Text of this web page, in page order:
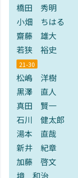
橋田 秀明
小畑 ちはる
齋藤 雄大
若狭 裕史
21-30
松嶋 洋樹
黒澤 直人
真田 賢一
石川 健太郎
湯本 直哉
新井 紀章
加藤 啓文
境 和治